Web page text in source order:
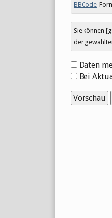
BBCode-
Sie können
der
Formular-
Optionen
Daten
Bei